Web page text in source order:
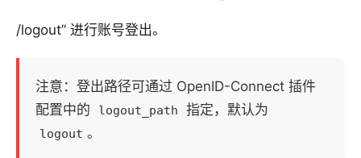
/logout” 进行账号登出。
注意：登出路径可通过 OpenID-Connect 插件
配置中的
logout_path 指定，默认为
logout 。